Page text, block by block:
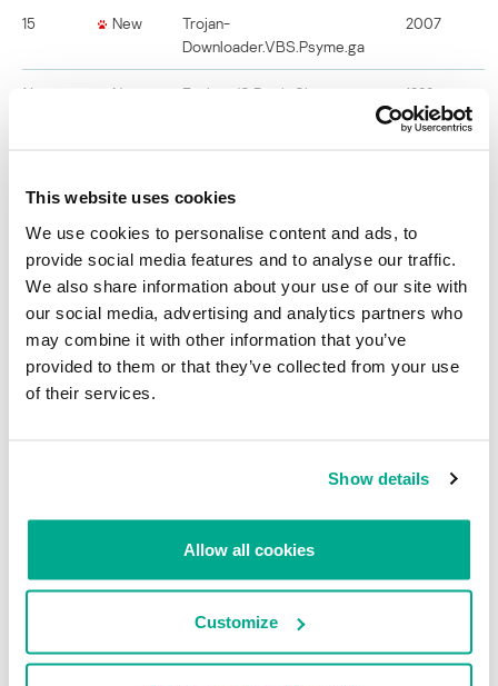
This website uses cookies
We use cookies to personalise content and ads, to
provide social media features and to analyse our traffic.
We also share information about your use of our site with
our social media, advertising and analytics partners who
may combine it with other information that you’ve
provided to them or that they’ve collected from your use
of their services.
Show details
Allow all cookies
Customize
15 New
Trojan-
Downloader.VBS.Psyme.ga
2007
16 New Exploit.JS.DirektShow.a 1988
1947
18 -5
Trojan-
Downloader.JS.Agent.czm
1815
Trojan-
Downloader.JS.Iframe.ayt
20 New
Trojan-
1766
vulnerabilidades de scripts, llamadas DirektShow. Ya a principios de
http://www.viruslist.com/en/weblog?weblogid=208187760
que es el navegador más común entre los usuarios, no sorprende